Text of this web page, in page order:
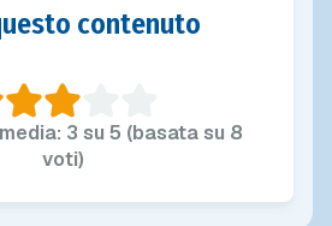
contenuto
3 su 5 (basata su 8
voti)